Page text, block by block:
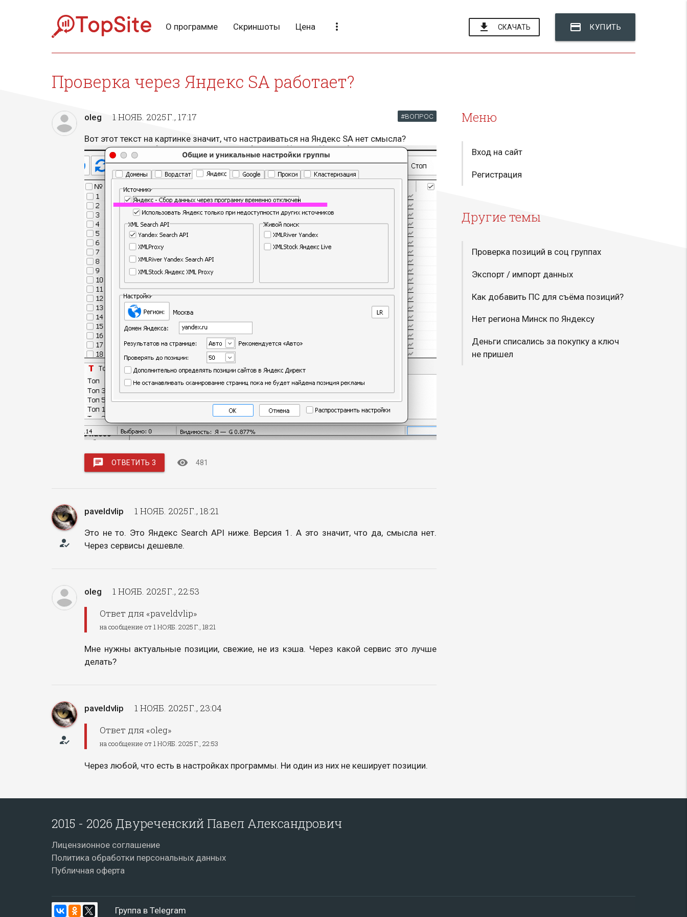
О программе Скриншоты Цена more_vert file_download СКАЧАТЬ credit_card КУПИТЬ
Проверка через Яндекс SA работает?
oleg 1 НОЯБ. 2025 Г., 17:17 #ВОПРОС
Вот этот текст на картинке значит, что настраиваться на Яндекс SA нет смысла?
chat ОТВЕТИТЬ 3 visibility 481
how_to_reg
paveldvlip 1 НОЯБ. 2025 Г., 18:21
Это не то. Это Яндекс Search API ниже. Версия 1. А это значит, что да, смысла нет.
Через сервисы дешевле.
oleg
1 НОЯБ. 2025 Г., 22:53
Ответ для «paveldvlip»
на сообщение от 1 НОЯБ. 2025 Г., 18:21
Мне нужны актуальные позиции, свежие, не из кэша. Через какой сервис это лучше
делать?
how_to_reg
paveldvlip
1 НОЯБ. 2025 Г., 23:04
Ответ для «oleg»
на сообщение от 1 НОЯБ. 2025 Г., 22:53
Через любой, что есть в настройках программы. Ни один из них не кеширует позиции.
Меню
Вход на сайт
Регистрация
Другие темы
Проверка позиций в соц группах
Экспорт / импорт данных
Как добавить ПС для съёма позиций?
Нет региона Минск по Яндексу
Деньги списались за покупку а ключ
не пришел
2015 - 2026 Двуреченский Павел Александрович
Лицензионное соглашение
Политика обработки персональных данных
Публичная оферта
Группа в Telegram